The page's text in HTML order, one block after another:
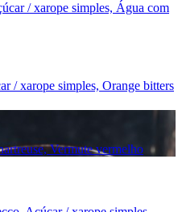
/ xarope simples, Água com
/ xarope simples, Orange bitters
Vermute vermelho